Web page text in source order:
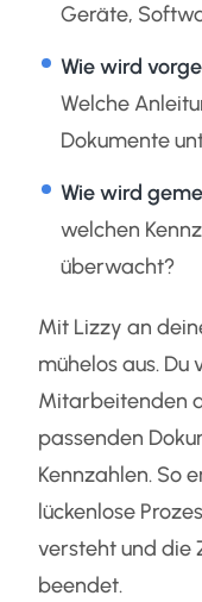
Geräte,
Wie wird
Welche
Dokumente
Wie wird
welchen
überwacht?
Mit Lizzy an
mühelos aus.
Mitarbeitenden
passenden
Kennzahlen. So
lückenlose
versteht und
beendet.